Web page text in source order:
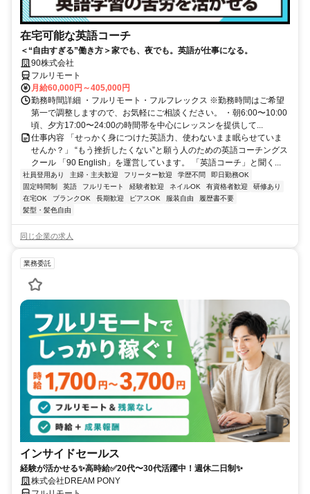
在宅可能な英語コーチ
＜“自由すぎる”働き方＞家でも、夜でも。英語が仕事になる。
90株式会社
フルリモート
月給60,000円～405,000円
勤務時間詳細 ・フルリモート・フルフレックス ※勤務時間はご希望
第一で調整しますので、お気軽にご相談ください。 ・朝6:00〜10:00
頃、夕方17:00〜24:00の時間帯を中心にレッスンを提供して...
仕事内容 「せっかく身につけた英語力、使わないまま眠らせていま
せんか？」 “もう挫折したくない”と願う人のための英語コーチングス
クール 「90 English」を運営しています。 「英語コーチ」と聞く...
社員登用あり 主婦・主夫歓迎 フリーター歓迎 学歴不問
即日勤務OK
固定時間制
英語 フルリモート 経験者歓迎 ネイルOK 有資格者歓迎
研修あり
在宅OK
ブランクOK 長期歓迎 ピアスOK 服装自由
履歴書不要
髪型・髪色自由
同じ企業の求人
業務委託
インサイドセールス
経験が活かせる✨高時給✅20代〜30代活躍中！週休二日制✨
株式会社DREAM PONY